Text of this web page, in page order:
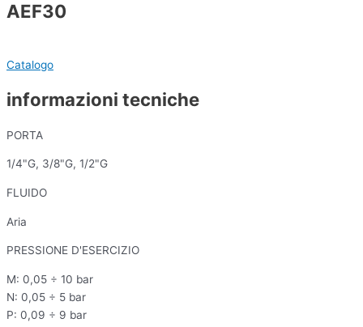
AEF30
Catalogo
informazioni tecniche
PORTA
1/4"G, 3/8"G, 1/2"G
FLUIDO
Aria
PRESSIONE D'ESERCIZIO
M: 0,05 ÷ 10 bar
N: 0,05 ÷ 5 bar
P: 0,09 ÷ 9 bar